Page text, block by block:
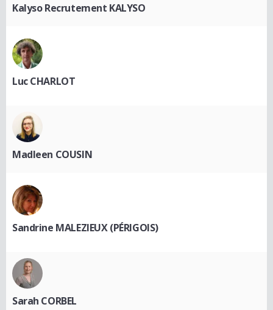
Kalyso Recrutement KALYSO
Luc CHARLOT
Madleen COUSIN
Sandrine MALEZIEUX (PÉRIGOIS)
Sarah CORBEL